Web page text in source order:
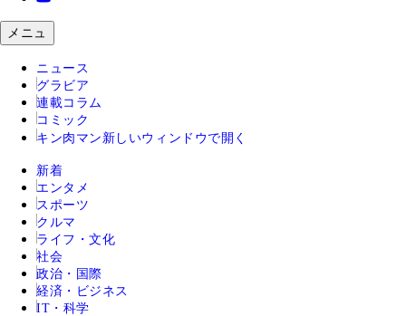
メニュ
ニュース
グラビア
連載コラム
コミック
キン肉マン 新しいウィンドウで開く
新着
エンタメ
スポーツ
クルマ
ライフ・文化
社会
政治・国際
経済・ビジネス
IT・科学